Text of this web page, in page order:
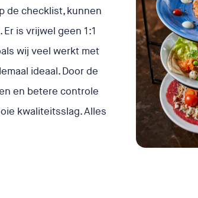
de checklist, kunnen
is vrijwel geen 1:1
wij veel werkt met
ideaal. Door de
en betere controle
kwaliteitsslag. Alles